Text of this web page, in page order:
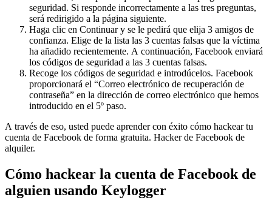
seguridad. Si responde incorrectamente a las tres preguntas,
será redirigido a la página siguiente.
Haga clic en Continuar y se le pedirá que elija 3 amigos de
confianza. Elige de la lista las 3 cuentas falsas que la víctima
ha añadido recientemente. A continuación, Facebook enviará
los códigos de seguridad a las 3 cuentas falsas.
Recoge los códigos de seguridad e introdúcelos. Facebook
proporcionará el “Correo electrónico de recuperación de
contraseña” en la dirección de correo electrónico que hemos
introducido en el 5º paso.
A través de eso, usted puede aprender con éxito cómo hackear tu
cuenta de Facebook de forma gratuita. Hacker de Facebook de
alquiler.
Cómo hackear la cuenta de Facebook de
alguien usando Keylogger